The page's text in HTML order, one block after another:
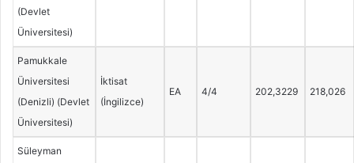
(Devlet
Üniversitesi)
Pamukkale
Üniversitesi
(Denizli) (Devlet
Üniversitesi)
İktisat
(İngilizce)
EA 4/4 202,3229 218,026
Süleyman